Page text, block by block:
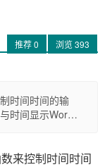
推荐0 浏览393
时间时间的输
时间显示Wor…
来控制时间时间